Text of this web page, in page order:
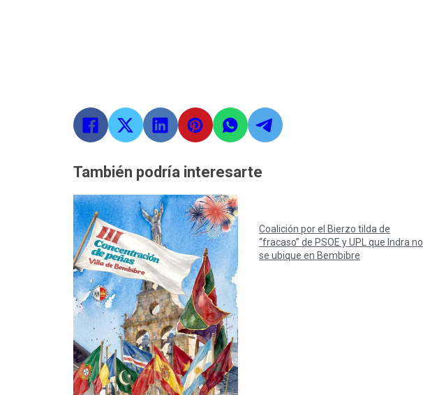
También podría interesarte
Coalición por el Bierzo tilda de
“fracaso” de PSOE y UPL que Indra no
se ubique en Bembibre